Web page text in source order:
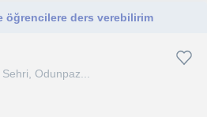
öğrencilere ders verebilirim
Sehri, Odunpaz...